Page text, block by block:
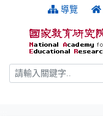
跳到主要內容 導覽
搜尋